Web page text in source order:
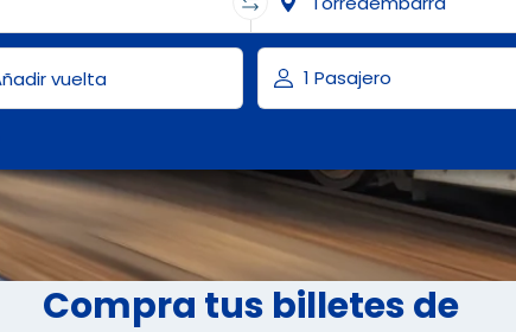
Compra tus billetes de